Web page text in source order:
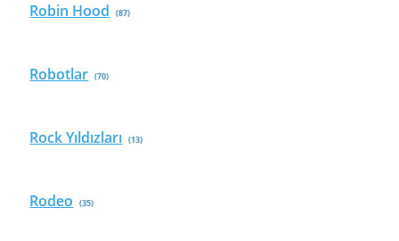
Robin Hood (87)
Robotlar (70)
Rock Yıldızları (13)
Rodeo (35)